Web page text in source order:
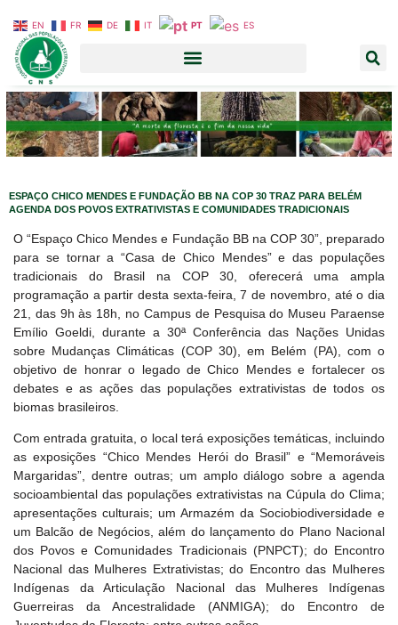
ESPAÇO CHICO MENDES E FUNDAÇÃO BB NA COP 30 TRAZ PARA BELÉM
AGENDA DOS POVOS EXTRATIVISTAS E COMUNIDADES TRADICIONAIS
O “Espaço Chico Mendes e Fundação BB na COP 30”, preparado
para se tornar a “Casa de Chico Mendes” e das populações
tradicionais do Brasil na COP 30, oferecerá uma ampla
programação a partir desta sexta-feira, 7 de novembro, até o dia
21, das 9h às 18h, no Campus de Pesquisa do Museu Paraense
Emílio Goeldi, durante a 30ª Conferência das Nações Unidas
sobre Mudanças Climáticas (COP 30), em Belém (PA), com o
objetivo de honrar o legado de Chico Mendes e fortalecer os
debates e as ações das populações extrativistas de todos os
biomas brasileiros.
Com entrada gratuita, o local terá exposições temáticas, incluindo
as exposições “Chico Mendes Herói do Brasil” e “Memoráveis
Margaridas”, dentre outras; um amplo diálogo sobre a agenda
socioambiental das populações extrativistas na Cúpula do Clima;
apresentações culturais; um Armazém da Sociobiodiversidade e
um Balcão de Negócios, além do lançamento do Plano Nacional
dos Povos e Comunidades Tradicionais (PNPCT); do Encontro
Nacional das Mulheres Extrativistas; do Encontro das Mulheres
Indígenas da Articulação Nacional das Mulheres Indígenas
Guerreiras da Ancestralidade (ANMIGA); do Encontro de
EN FR DE IT PT ES